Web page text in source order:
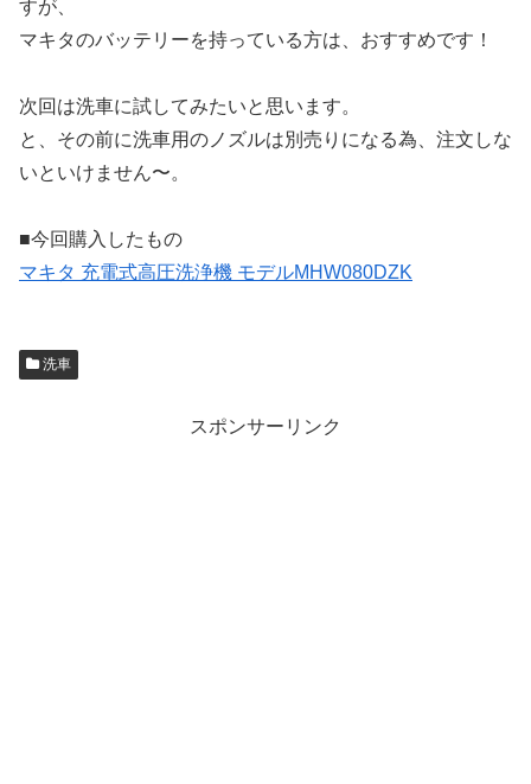
すが、
マキタのバッテリーを持っている方は、おすすめです！
次回は洗車に試してみたいと思います。
と、その前に洗車用のノズルは別売りになる為、注文しな
いといけません〜。
■今回購入したもの
マキタ 充電式高圧洗浄機 モデルMHW080DZK
洗車
スポンサーリンク